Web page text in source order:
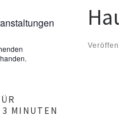
MINUTEN